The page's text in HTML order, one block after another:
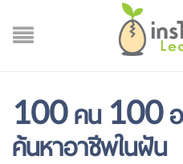
100 คน 100 อ
ค้นหาอาชีพในฝัน